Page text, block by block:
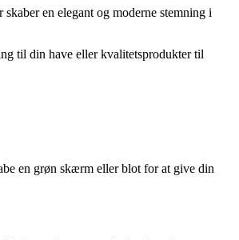
en elegant og moderne stemning i
til din have eller kvalitetsprodukter til
en grøn skærm eller blot for at give din